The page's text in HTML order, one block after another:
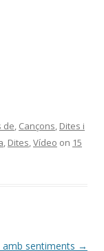
de, Cançons, Dites i
, Dites,Vídeo on 15
amb sentiments →